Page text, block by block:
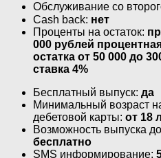
Обслуживание со
Cash back: нет
Проценты на остаток:
000 рублей
остатка от 50 000 до
ставка 4%
Бесплатный выпуск: да
Минимальный возраст
дебетовой карты: от 18
Возможность выпуска
бесплатно
SMS информирование: